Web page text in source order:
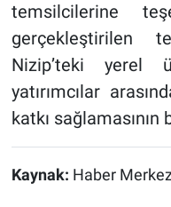
temsilcilerine
gerçekleştirilen
Nizip’teki yerel
yatırımcılar
katkı
Kaynak: Haber